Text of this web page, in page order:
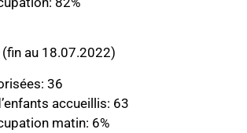
(fin au 18.07.2022)
36
accueillis: 63
matin: 6%